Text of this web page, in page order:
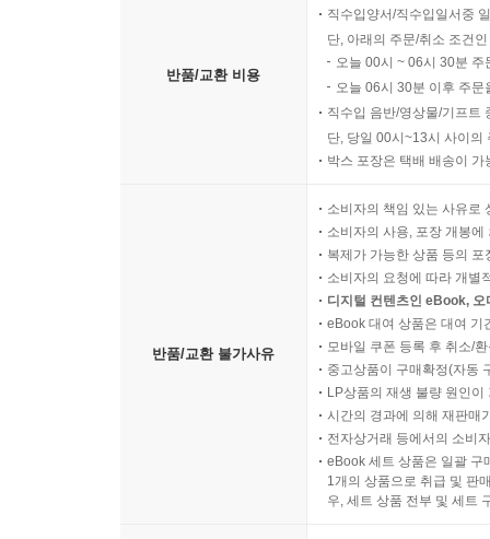
반품/교환 비용
직수입양서/직수입일서중
단, 아래의 주문/취소 조건
오늘 00시 ~ 06시 30분
오늘 06시 30분 이후 주
직수입 음반/영상물/기프트
단, 당일 00시~13시 사이의
박스 포장은 택배 배송이
반품/교환 불가사유
소비자의 책임 있는 사유로
소비자의 사용, 포장 개봉
복제가 가능한 상품 등의
소비자의 요청에 따라 개별
디지털 컨텐츠인 eBook,
eBook 대여 상품은 대여 기
모바일 쿠폰 등록 후 취소/
중고상품이 구매확정(자동
LP상품의 재생 불량 원인
시간의 경과에 의해 재판매
전자상거래 등에서의 소비
eBook 세트 상품은 일괄 구
1개의 상품으로 취급 및 판
우, 세트 상품 전부 및 세트